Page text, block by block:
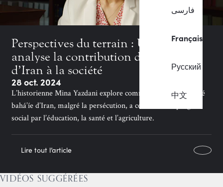
فارسی
Français
Русский
中文
Perspectives du terrain : Un podcast
analyse la contribution des bahá’ís
d’Iran à la société
28 oct. 2024
L’historienne Mina Yazdani explore comment la communauté
bahá’íe d’Iran, malgré la persécution, a contribué au progrès
social par l’éducation, la santé et l’agriculture.
Lire tout l’article
VIDÉOS SUGGÉRÉES